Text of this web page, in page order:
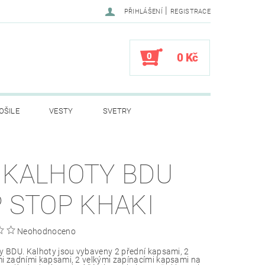
PŘIHLÁŠENÍ | REGISTRACE
0 0 Kč
VESTY SVETRY
PRO SPANÍ STANY
HELMY PSÍ ZNÁMKY DOG TAG
KONTAKTY
BDU
STOP KHAKI
Neohodnoceno
BDU. Kalhoty jsou vybaveny 2 přední kapsami, 2
zadními kapsami, 2 velkými zapínacími kapsami na